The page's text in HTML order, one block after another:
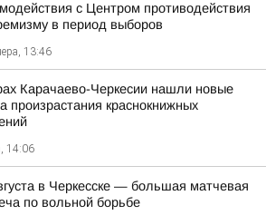
с Центром противодействия
в период выборов
13:46
Карачаево-Черкесии нашли новые
произрастания краснокнижных
14:06
в Черкесске — большая матчевая
по вольной борьбе